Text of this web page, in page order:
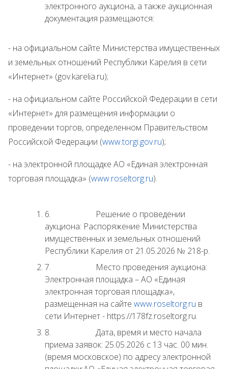
электронного аукциона, а также аукционная
документация размещаются:
- на официальном сайте Министерства имущественных
и земельных отношений Республики Карелия в сети
«Интернет» (gov.karelia.ru);
- на официальном сайте Российской Федерации в сети
«Интернет» для размещения информации о
проведении торгов, определенном Правительством
Российской Федерации (www.torgi.gov.ru);
- на электронной площадке АО «Единая электронная
торговая площадка» (www.roseltorg.ru).
6. Решение о проведении
аукциона: Распоряжение Министерства
имущественных и земельных отношений
Республики Карелия от 21.05.2026 № 218-р.
7. Место проведения аукциона:
Электронная площадка – АО «Единая
электронная торговая площадка»,
размещенная на сайте www.roseltorg.ru в
сети Интернет - https://178fz.roseltorg.ru.
8. Дата, время и место начала
приема заявок: 25.05.2026 с 13 час. 00 мин.
(время московское) по адресу электронной